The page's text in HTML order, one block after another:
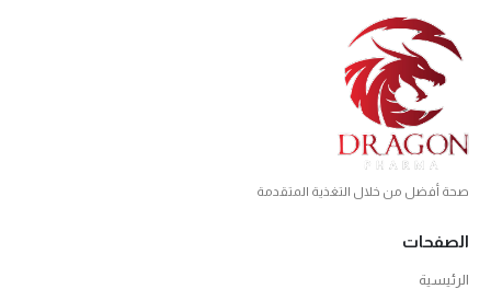
صحة أفضل من خلال التغذية المتقدمة
الصفحات
الرئيسية